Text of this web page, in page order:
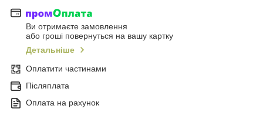
Ви отримаєте замовлення
або гроші повернуться на вашу картку
Детальніше
Оплатити частинами
Післяплата
Оплата на рахунок